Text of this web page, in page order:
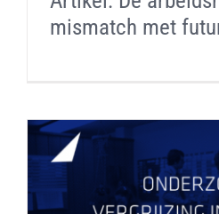
CONTACT
Cookiebeleid (EU)
Terms and Conditions
mismatch met